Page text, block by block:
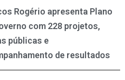
Rogério apresenta Plano
com 228 projetos,
públicas e
de resultados